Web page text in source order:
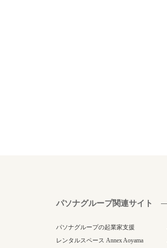
パソナグループ関連サイト
パソナグループの起業家支援
レンタルスペース Annex Aoyama